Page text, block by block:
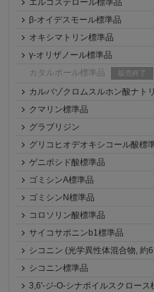
エルゴステロール標準品
β-オイデスモール標準品
オキシマトリン標準品
γ-オリザノール標準品
カタルポール標準品
販売終了
カルバゾクロムスルホン酸ナト
クマリン標準品
グラブリジン
グリコヒオデオキシコール酸標
ゲニポシド酸標準品
ゴミシンA標準品
ゴミシンN標準品
コロソリン酸標準品
サイコサポニンb1標準品
シコニン (光学異性体混合物, 約
シコニン標準品
3,6'-ジ-O-シナポイルスクロース